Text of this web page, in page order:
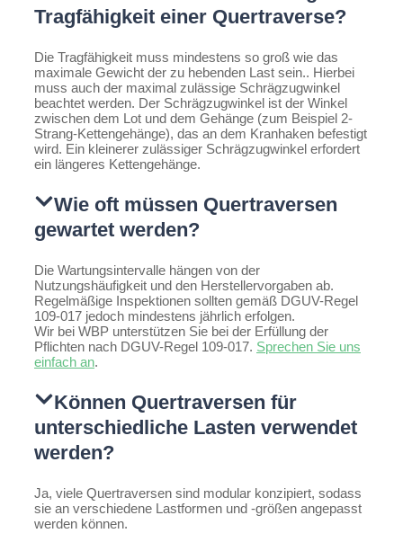
Tragfähigkeit einer Quertraverse?
Die Tragfähigkeit muss mindestens so groß wie das
maximale Gewicht der zu hebenden Last sein.. Hierbei
muss auch der maximal zulässige Schrägzugwinkel
beachtet werden. Der Schrägzugwinkel ist der Winkel
zwischen dem Lot und dem Gehänge (zum Beispiel 2-
Strang-Kettengehänge), das an dem Kranhaken befestigt
wird. Ein kleinerer zulässiger Schrägzugwinkel erfordert
ein längeres Kettengehänge.
Wie oft müssen Quertraversen
gewartet werden?
Die Wartungsintervalle hängen von der
Nutzungshäufigkeit und den Herstellervorgaben ab.
Regelmäßige Inspektionen sollten gemäß DGUV-Regel
109-017 jedoch mindestens jährlich erfolgen.
Wir bei WBP unterstützen Sie bei der Erfüllung der
Pflichten nach DGUV-Regel 109-017. Sprechen Sie uns
einfach an.
Können Quertraversen für
unterschiedliche Lasten verwendet
werden?
Ja, viele Quertraversen sind modular konzipiert, sodass
sie an verschiedene Lastformen und -größen angepasst
werden können.